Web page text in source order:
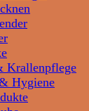
Krallenpflege
Hygiene